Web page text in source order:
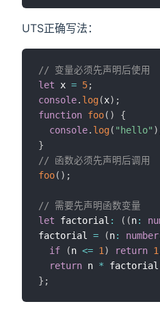
UTS正确写法：
// 变量必须先声明后使用
let x = 5;
console. log(x) ;
function foo( )
{
console. log( "hello" )
}
// 函数必须先声明后调用
foo( ) ;
// 需要先声明函数变量
let factorial : ( (n:
factorial = (n: number
if
(n <= 1) return 1
return n * factorial
} ;